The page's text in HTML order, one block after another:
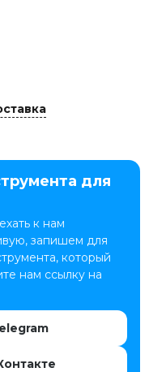
для
к нам
запишем для
который
нам ссылку на